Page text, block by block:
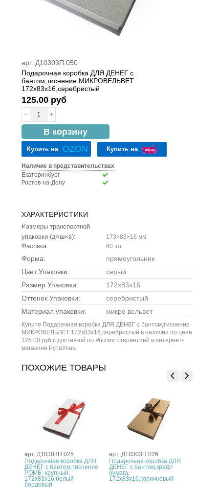
арт. Д10303П.050
Подарочная коробка ДЛЯ ДЕНЕГ с
бантом,тиснение МИКРОВЕЛЬВЕТ
172х83х16,серебристый
125.00 руб
– +
В корзину
в наличии
Купить на OZON Купить на
Наличие в представительствах
Екатеринбург
Ростов-на-Дону
ХАРАКТЕРИСТИКИ
Размеры транспортной
упаковки (д×ш×в):
173×83×16 мм
Фасовка: 60 шт
Форма:
прямоугольник
Цвет Упаковки:
серый
Размер Упаковки:
172x83x16
Оттенок Упаковки:
серебристый
Материал упаковки:
микро вельвет
Купите Подарочная коробка ДЛЯ ДЕНЕГ с бантом,тиснение
МИКРОВЕЛЬВЕТ 172х83х16,серебристый в наличии по цене
125.00 руб с доставкой по России с гарантией в интернет-
магазине РутаУпак.
ПОХОЖИЕ ТОВАРЫ
арт. Д10303П.025
Подарочная коробка ДЛЯ
ДЕНЕГ с бантом,тиснение
РОМБ- крупный,
172х83х16,белый-
бордовый
арт. Д10303П.026
Подарочная коробка ДЛЯ
ДЕНЕГ с бантом,крафт
бумага,
172х83х16,коричневый